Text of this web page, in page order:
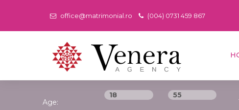
office@matrimonial.ro (004) 0731 459 867
Age: